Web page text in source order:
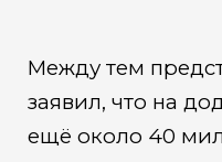
Между тем
заявил, что на
ещё около 40